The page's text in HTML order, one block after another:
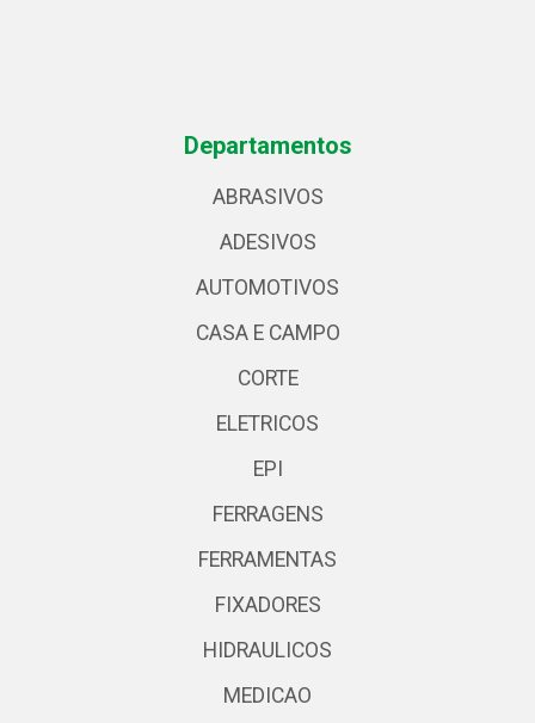
Departamentos
ABRASIVOS
ADESIVOS
AUTOMOTIVOS
CASA E CAMPO
CORTE
ELETRICOS
EPI
FERRAGENS
FERRAMENTAS
FIXADORES
HIDRAULICOS
MEDICAO